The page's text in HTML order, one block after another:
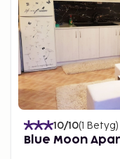
10/10(1 Betyg)
Blue Moon